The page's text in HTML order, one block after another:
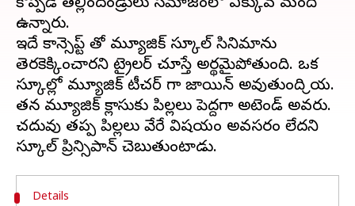
కోప్పడే తల్లిందండ్రులు సమాజంలో ఎక్కువ మంది
ఉన్నారు.
ఇదే కాన్సెప్ట్ తో మ్యూజిక్ స్కూల్ సినిమాను
తెరకెక్కించారని ట్రైలర్ చూస్తే అర్థమైపోతుంది. ఒక
స్కూల్లో మ్యూజిక్ టీచర్ గా జాయిన్ అవుతుంది శ్రియ.
తన మ్యూజిక్ క్లాసుకు పిల్లలు పెద్దగా అటెండ్ అవరు.
చదువు తప్ప పిల్లలు వేరే విషయం అవసరం లేదని
Details